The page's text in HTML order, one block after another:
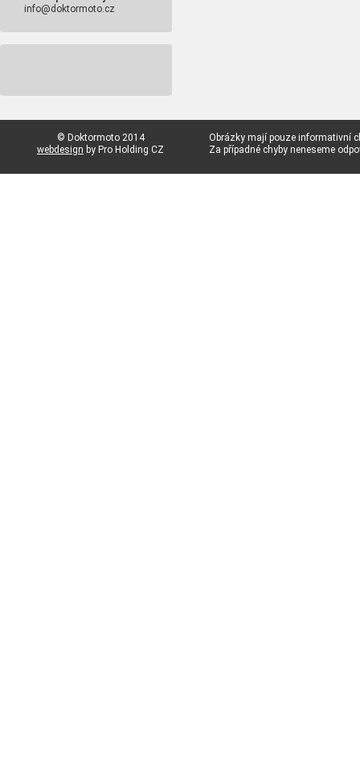
info@doktormoto.cz
© Doktormoto 2014
webdesign by Pro Holding CZ
Obrázky mají pouze informativní
Za případné chyby neneseme